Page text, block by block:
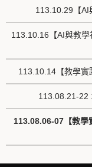
113.10.29【AI
113.10.16【AI與教
113.10.14【教學實
113.08.21-22
113.08.06-07【教學